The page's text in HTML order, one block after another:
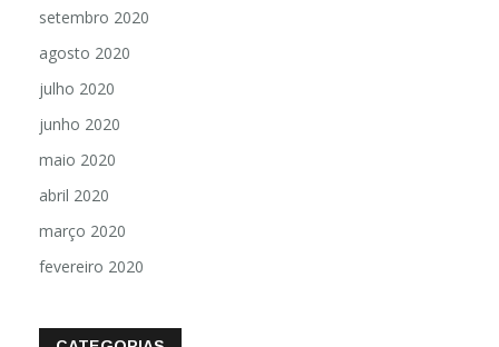
setembro 2020
agosto 2020
julho 2020
junho 2020
maio 2020
abril 2020
março 2020
fevereiro 2020